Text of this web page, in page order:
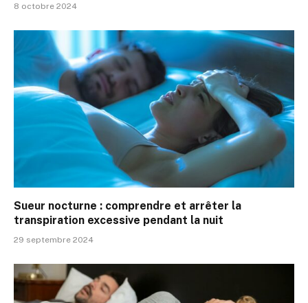
8 octobre 2024
Sueur nocturne : comprendre et arrêter la
transpiration excessive pendant la nuit
29 septembre 2024